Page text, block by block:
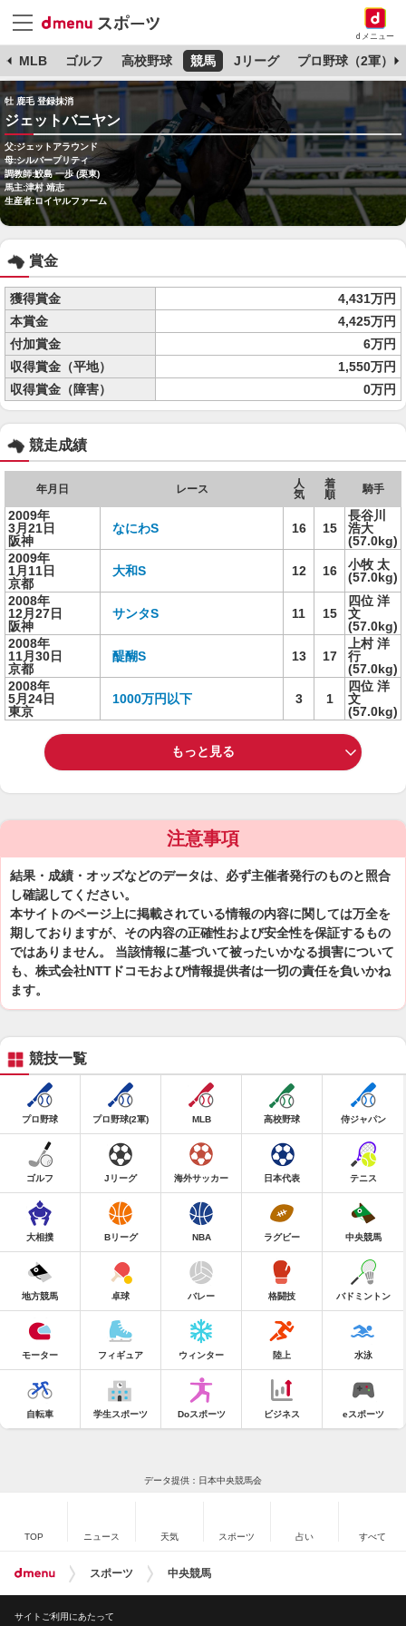
dメニュー
MLB ゴルフ 高校野球 競馬 Jリーグ プロ野球（2軍）
牡 鹿毛 登録抹消
ジェットバニヤン
父:ジェットアラウンド
母:シルバープリティ
調教師:鮫島 一歩 (栗東)
馬主:津村 靖志
生産者:ロイヤルファーム
賞金
獲得賞金
4,431万円
本賞金
4,425万円
付加賞金
6万円
収得賞金（平地）
1,550万円
収得賞金（障害）
0万円
競走成績
年月日 レース
人
気
着
順
騎手
2009年
3月21日
阪神
なにわS 16 15
長谷川
浩大
(57.0kg)
2009年
1月11日
京都
大和S 12 16
小牧 太
(57.0kg)
2008年
12月27日
阪神
サンタS 11 15
四位 洋
文
(57.0kg)
2008年
11月30日
京都
醍醐S 13 17
上村 洋
行
(57.0kg)
2008年
5月24日
東京
1000万円以下 3 1
四位 洋
文
(57.0kg)
もっと見る
注意事項
結果・成績・オッズなどのデータは、必ず主催者発行のものと照合
し確認してください。
本サイトのページ上に掲載されている情報の内容に関しては万全を
期しておりますが、その内容の正確性および安全性を保証するもの
ではありません。 当該情報に基づいて被ったいかなる損害について
も、株式会社NTTドコモおよび情報提供者は一切の責任を負いかね
ます。
競技一覧
プロ野球 プロ野球(2軍) MLB 高校野球 侍ジャパン
ゴルフ Jリーグ 海外サッカー 日本代表 テニス
大相撲 Bリーグ NBA ラグビー 中央競馬
地方競馬 卓球 バレー 格闘技 バドミントン
モーター フィギュア ウィンター 陸上 水泳
自転車 学生スポーツ Doスポーツ ビジネス eスポーツ
データ提供：日本中央競馬会
TOP ニュース 天気 スポーツ 占い すべて
スポーツ 中央競馬
サイトご利用にあたって